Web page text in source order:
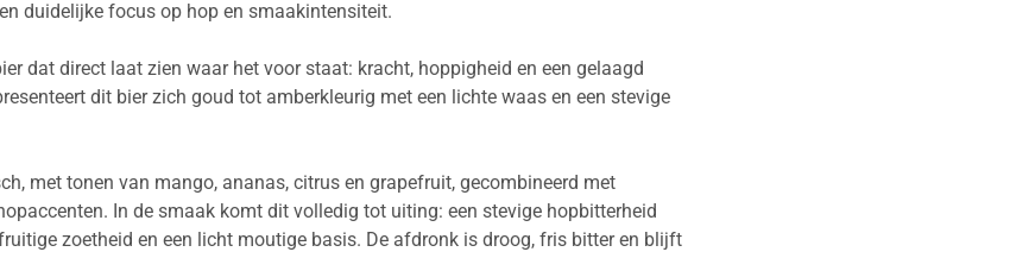
duidelijke focus op hop en smaakintensiteit.
dat direct laat zien waar het voor staat: kracht, hoppigheid en een gelaagd
dit bier zich goud tot amberkleurig met een lichte waas en een stevige
met tonen van mango, ananas, citrus en grapefruit, gecombineerd met
In de smaak komt dit volledig tot uiting: een stevige hopbitterheid
zoetheid en een licht moutige basis. De afdronk is droog, fris bitter en blijft